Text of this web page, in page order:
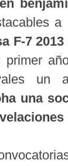
F-7
un
una